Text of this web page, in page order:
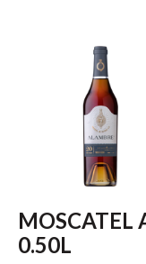
MOSCATEL
0.50L